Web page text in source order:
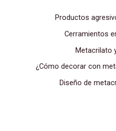
Productos
Cerramientos
Metacrilato
¿Cómo decorar con
Diseño de